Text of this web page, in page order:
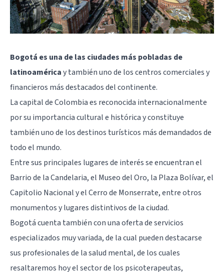
Bogotá es una de las ciudades más pobladas de
latinoaméricay también uno de los centros comerciales y
financieros más destacados del continente.
La capital de Colombia es reconocida internacionalmente
por su importancia cultural e histórica y constituye
también uno de los destinos turísticos más demandados de
todo el mundo.
Entre sus principales lugares de interés se encuentran el
Barrio de la Candelaria, el Museo del Oro, la Plaza Bolívar, el
Capitolio Nacional y el Cerro de Monserrate, entre otros
monumentos y lugares distintivos de la ciudad.
Bogotá cuenta también con una oferta de servicios
especializados muy variada, de la cual pueden destacarse
sus profesionales de la salud mental, de los cuales
resaltaremos hoy el sector de los psicoterapeutas,